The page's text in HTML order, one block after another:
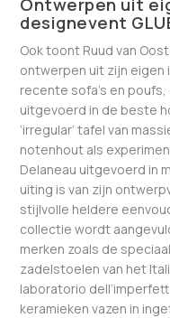
designevent
Ook toont Ruud van
ontwerpen uit zijn
recente sofa’s en
uitgevoerd in de beste
‘irregular’ tafel van
notenhout als
Delaneau uitgevoerd in
uiting is van zijn
stijlvolle heldere
collectie wordt
merken zoals de
zadelstoelen van het
laboratorio
keramieken vazen in